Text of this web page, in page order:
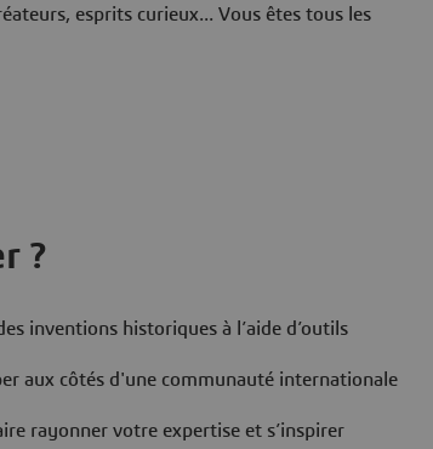
esprits curieux... Vous êtes tous les
?
inventions historiques à l’aide d’outils
aux côtés d'une communauté internationale
rayonner votre expertise et s’inspirer